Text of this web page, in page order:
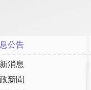
公告
消息
新聞